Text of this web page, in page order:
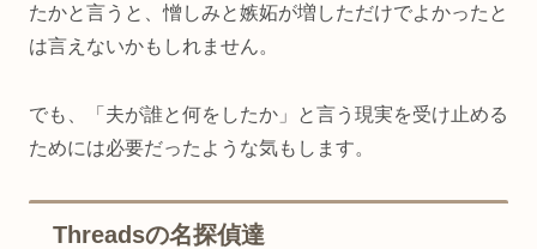
たかと言うと、憎しみと嫉妬が増しただけでよかったと
は言えないかもしれません。
でも、「夫が誰と何をしたか」と言う現実を受け止める
ためには必要だったような気もします。
Threadsの名探偵達